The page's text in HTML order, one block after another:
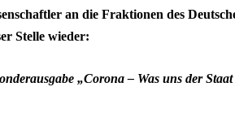
an die Fraktionen des
Stelle wieder:
„Corona – Was uns der